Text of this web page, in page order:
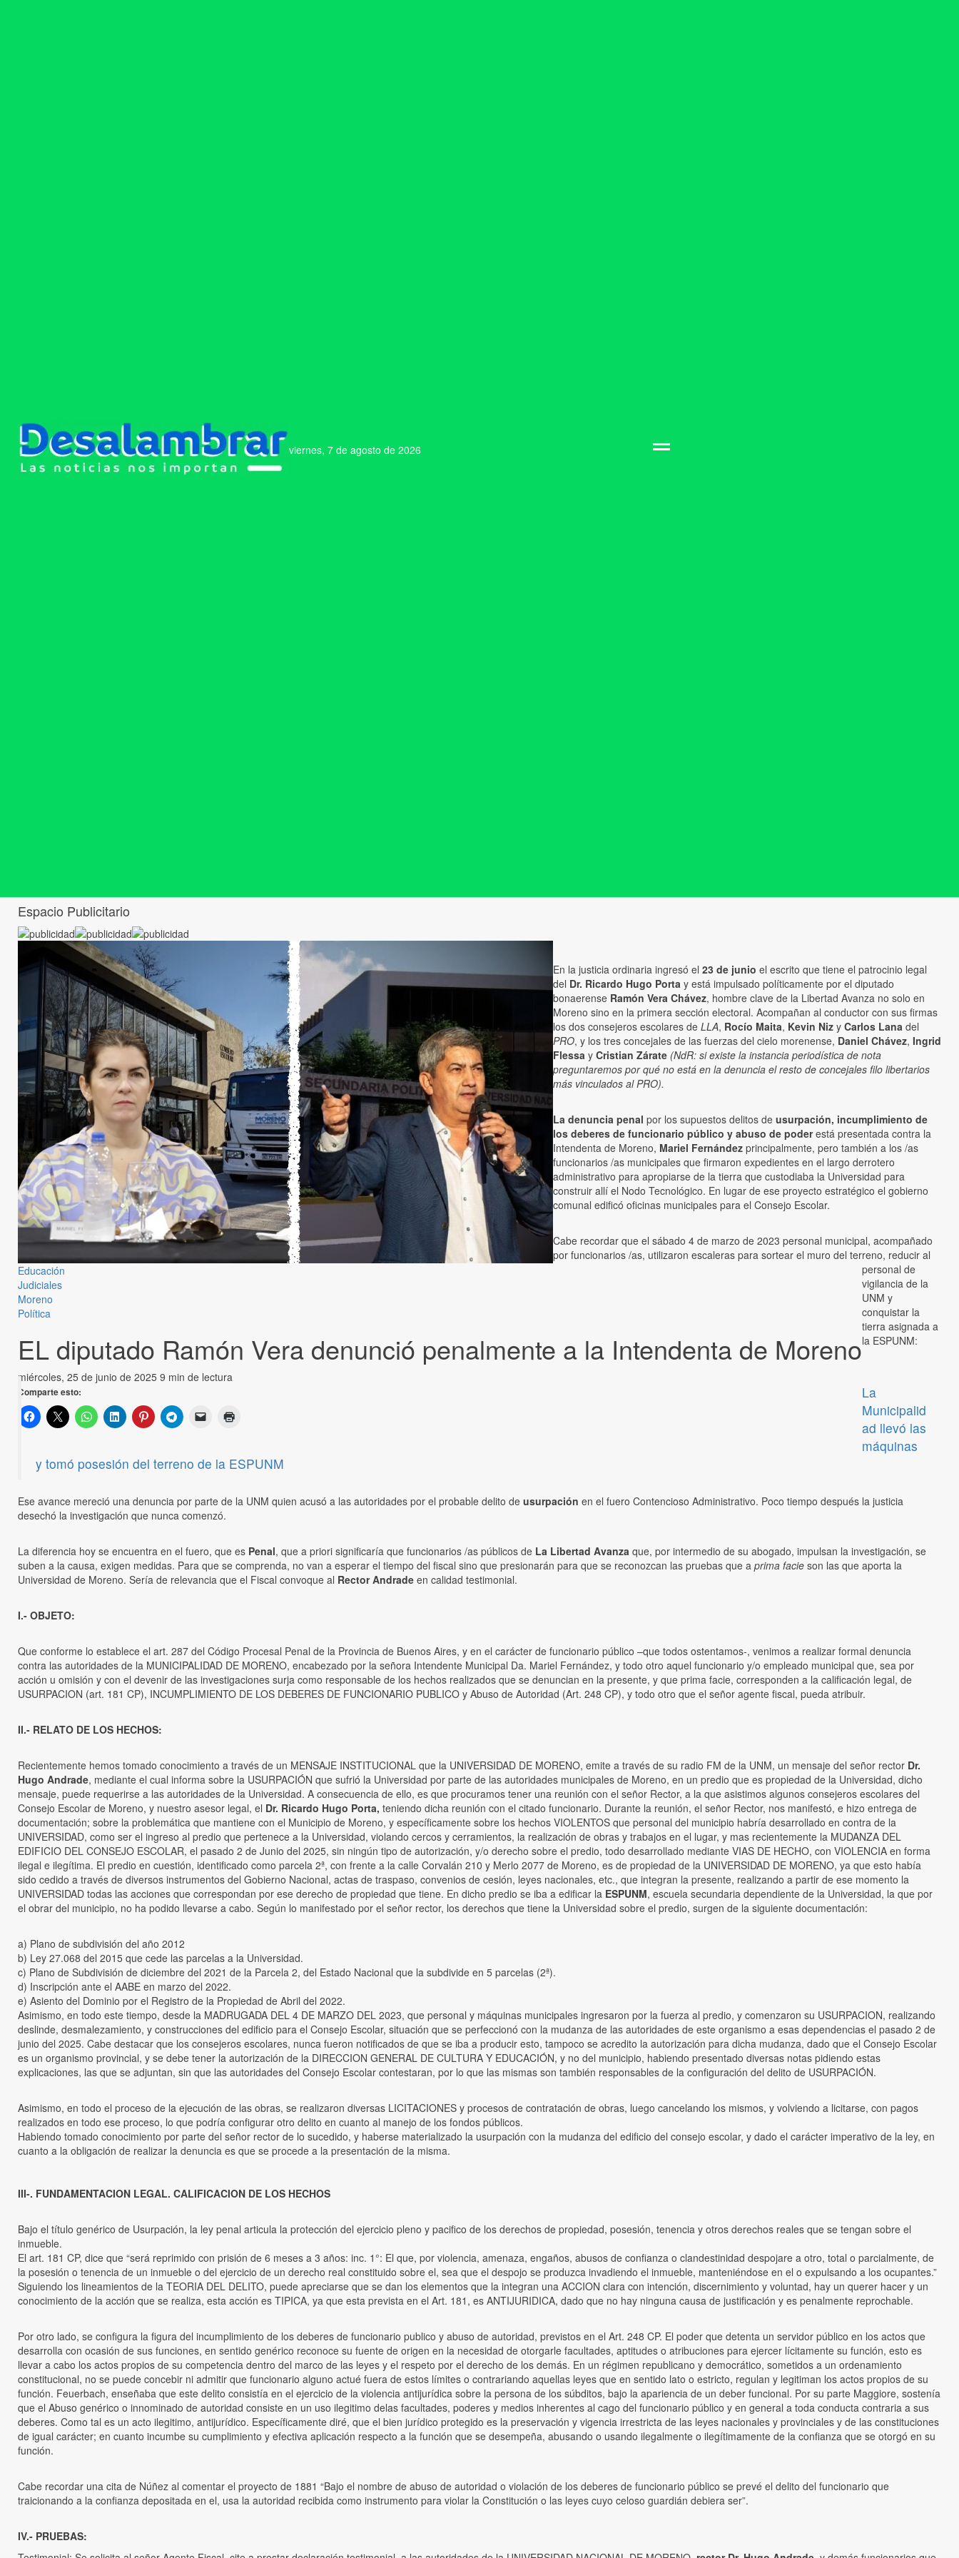
viernes, 7 de agosto de 2026
Espacio Publicitario
Educación
Judiciales
Moreno
Política
EL diputado Ramón Vera denunció penalmente a la Intendenta de Moreno
miércoles, 25 de junio de 2025 9 min de lectura
Comparte esto:
En la justicia ordinaria ingresó el 23 de junio el escrito que tiene el patrocinio legal
del Dr. Ricardo Hugo Porta y está impulsado políticamente por el diputado
bonaerense Ramón Vera Chávez, hombre clave de la Libertad Avanza no solo en
Moreno sino en la primera sección electoral. Acompañan al conductor con sus firmas
los dos consejeros escolares de LLA, Rocío Maita, Kevin Niz y Carlos Lana del
PRO, y los tres concejales de las fuerzas del cielo morenense, Daniel Chávez, Ingrid
Flessa y Cristian Zárate (NdR: si existe la instancia periodística de nota
preguntaremos por qué no está en la denuncia el resto de concejales filo libertarios
más vinculados al PRO).
La denuncia penal por los supuestos delitos de usurpación, incumplimiento de
los deberes de funcionario público y abuso de poderestá presentada contra la
Intendenta de Moreno, Mariel Fernández principalmente, pero también a los /as
funcionarios /as municipales que firmaron expedientes en el largo derrotero
administrativo para apropiarse de la tierra que custodiaba la Universidad para
construir allí el Nodo Tecnológico. En lugar de ese proyecto estratégico el gobierno
comunal edificó oficinas municipales para el Consejo Escolar.
Cabe recordar que el sábado 4 de marzo de 2023 personal municipal, acompañado
por funcionarios /as, utilizaron escaleras para sortear el muro del terreno, reducir al
personal de
vigilancia de la
UNM y
conquistar la
tierra asignada a
la ESPUNM:
La
Municipalid
ad llevó las
máquinas
y tomó posesión del terreno de la ESPUNM
Ese avance mereció una denuncia por parte de la UNM quien acusó a las autoridades por el probable delito de usurpación en el fuero Contencioso Administrativo. Poco tiempo después la justicia
desechó la investigación que nunca comenzó.
La diferencia hoy se encuentra en el fuero, que es Penal, que a priori significaría que funcionarios /as públicos de La Libertad Avanza que, por intermedio de su abogado, impulsan la investigación, se
suben a la causa, exigen medidas. Para que se comprenda, no van a esperar el tiempo del fiscal sino que presionarán para que se reconozcan las pruebas que a prima facie son las que aporta la
Universidad de Moreno. Sería de relevancia que el Fiscal convoque al Rector Andrade en calidad testimonial.
I.- OBJETO:
Que conforme lo establece el art. 287 del Código Procesal Penal de la Provincia de Buenos Aires, y en el carácter de funcionario público –que todos ostentamos-, venimos a realizar formal denuncia
contra las autoridades de la MUNICIPALIDAD DE MORENO, encabezado por la señora Intendente Municipal Da. Mariel Fernández, y todo otro aquel funcionario y/o empleado municipal que, sea por
acción u omisión y con el devenir de las investigaciones surja como responsable de los hechos realizados que se denuncian en la presente, y que prima facie, corresponden a la calificación legal, de
USURPACION (art. 181 CP), INCUMPLIMIENTO DE LOS DEBERES DE FUNCIONARIO PUBLICO y Abuso de Autoridad (Art. 248 CP), y todo otro que el señor agente fiscal, pueda atribuir.
II.- RELATO DE LOS HECHOS:
Recientemente hemos tomado conocimiento a través de un MENSAJE INSTITUCIONAL que la UNIVERSIDAD DE MORENO, emite a través de su radio FM de la UNM, un mensaje del señor rector Dr.
Hugo Andrade, mediante el cual informa sobre la USURPACIÓN que sufrió la Universidad por parte de las autoridades municipales de Moreno, en un predio que es propiedad de la Universidad, dicho
mensaje, puede requerirse a las autoridades de la Universidad. A consecuencia de ello, es que procuramos tener una reunión con el señor Rector, a la que asistimos algunos consejeros escolares del
Consejo Escolar de Moreno, y nuestro asesor legal, el Dr. Ricardo Hugo Porta, teniendo dicha reunión con el citado funcionario. Durante la reunión, el señor Rector, nos manifestó, e hizo entrega de
documentación; sobre la problemática que mantiene con el Municipio de Moreno, y específicamente sobre los hechos VIOLENTOS que personal del municipio habría desarrollado en contra de la
UNIVERSIDAD, como ser el ingreso al predio que pertenece a la Universidad, violando cercos y cerramientos, la realización de obras y trabajos en el lugar, y mas recientemente la MUDANZA DEL
EDIFICIO DEL CONSEJO ESCOLAR, el pasado 2 de Junio del 2025, sin ningún tipo de autorización, y/o derecho sobre el predio, todo desarrollado mediante VIAS DE HECHO, con VIOLENCIA en forma
ilegal e ilegítima. El predio en cuestión, identificado como parcela 2ª, con frente a la calle Corvalán 210 y Merlo 2077 de Moreno, es de propiedad de la UNIVERSIDAD DE MORENO, ya que esto había
sido cedido a través de diversos instrumentos del Gobierno Nacional, actas de traspaso, convenios de cesión, leyes nacionales, etc., que integran la presente, realizando a partir de ese momento la
UNIVERSIDAD todas las acciones que correspondan por ese derecho de propiedad que tiene. En dicho predio se iba a edificar la ESPUNM, escuela secundaria dependiente de la Universidad, la que por
el obrar del municipio, no ha podido llevarse a cabo. Según lo manifestado por el señor rector, los derechos que tiene la Universidad sobre el predio, surgen de la siguiente documentación:
a) Plano de subdivisión del año 2012
b) Ley 27.068 del 2015 que cede las parcelas a la Universidad.
c) Plano de Subdivisión de diciembre del 2021 de la Parcela 2, del Estado Nacional que la subdivide en 5 parcelas (2ª).
d) Inscripción ante el AABE en marzo del 2022.
e) Asiento del Dominio por el Registro de la Propiedad de Abril del 2022.
Asimismo, en todo este tiempo, desde la MADRUGADA DEL 4 DE MARZO DEL 2023, que personal y máquinas municipales ingresaron por la fuerza al predio, y comenzaron su USURPACION, realizando
deslinde, desmalezamiento, y construcciones del edificio para el Consejo Escolar, situación que se perfeccionó con la mudanza de las autoridades de este organismo a esas dependencias el pasado 2 de
junio del 2025. Cabe destacar que los consejeros escolares, nunca fueron notificados de que se iba a producir esto, tampoco se acredito la autorización para dicha mudanza, dado que el Consejo Escolar
es un organismo provincial, y se debe tener la autorización de la DIRECCION GENERAL DE CULTURA Y EDUCACIÓN, y no del municipio, habiendo presentado diversas notas pidiendo estas
explicaciones, las que se adjuntan, sin que las autoridades del Consejo Escolar contestaran, por lo que las mismas son también responsables de la configuración del delito de USURPACIÓN.
Asimismo, en todo el proceso de la ejecución de las obras, se realizaron diversas LICITACIONES y procesos de contratación de obras, luego cancelando los mismos, y volviendo a licitarse, con pagos
realizados en todo ese proceso, lo que podría configurar otro delito en cuanto al manejo de los fondos públicos.
Habiendo tomado conocimiento por parte del señor rector de lo sucedido, y haberse materializado la usurpación con la mudanza del edificio del consejo escolar, y dado el carácter imperativo de la ley, en
cuanto a la obligación de realizar la denuncia es que se procede a la presentación de la misma.
III-. FUNDAMENTACION LEGAL. CALIFICACION DE LOS HECHOS
Bajo el título genérico de Usurpación, la ley penal articula la protección del ejercicio pleno y pacifico de los derechos de propiedad, posesión, tenencia y otros derechos reales que se tengan sobre el
inmueble.
El art. 181 CP, dice que “será reprimido con prisión de 6 meses a 3 años: inc. 1°: El que, por violencia, amenaza, engaños, abusos de confianza o clandestinidad despojare a otro, total o parcialmente, de
la posesión o tenencia de un inmueble o del ejercicio de un derecho real constituido sobre el, sea que el despojo se produzca invadiendo el inmueble, manteniéndose en el o expulsando a los ocupantes.”
Siguiendo los lineamientos de la TEORIA DEL DELITO, puede apreciarse que se dan los elementos que la integran una ACCION clara con intención, discernimiento y voluntad, hay un querer hacer y un
conocimiento de la acción que se realiza, esta acción es TIPICA, ya que esta prevista en el Art. 181, es ANTIJURIDICA, dado que no hay ninguna causa de justificación y es penalmente reprochable.
Por otro lado, se configura la figura del incumplimiento de los deberes de funcionario publico y abuso de autoridad, previstos en el Art. 248 CP. El poder que detenta un servidor público en los actos que
desarrolla con ocasión de sus funciones, en sentido genérico reconoce su fuente de origen en la necesidad de otorgarle facultades, aptitudes o atribuciones para ejercer lícitamente su función, esto es
llevar a cabo los actos propios de su competencia dentro del marco de las leyes y el respeto por el derecho de los demás. En un régimen republicano y democrático, sometidos a un ordenamiento
constitucional, no se puede concebir ni admitir que funcionario alguno actué fuera de estos límites o contrariando aquellas leyes que en sentido lato o estricto, regulan y legitiman los actos propios de su
función. Feuerbach, enseñaba que este delito consistía en el ejercicio de la violencia antijurídica sobre la persona de los súbditos, bajo la apariencia de un deber funcional. Por su parte Maggiore, sostenía
que el Abuso genérico o innominado de autoridad consiste en un uso ilegitimo delas facultades, poderes y medios inherentes al cago del funcionario público y en general a toda conducta contraria a sus
deberes. Como tal es un acto ilegitimo, antijurídico. Específicamente diré, que el bien jurídico protegido es la preservación y vigencia irrestricta de las leyes nacionales y provinciales y de las constituciones
de igual carácter; en cuanto incumbe su cumplimiento y efectiva aplicación respecto a la función que se desempeña, abusando o usando ilegalmente o ilegítimamente de la confianza que se otorgó en su
función.
Cabe recordar una cita de Núñez al comentar el proyecto de 1881 “Bajo el nombre de abuso de autoridad o violación de los deberes de funcionario público se prevé el delito del funcionario que
traicionando a la confianza depositada en el, usa la autoridad recibida como instrumento para violar la Constitución o las leyes cuyo celoso guardián debiera ser”.
IV.- PRUEBAS: